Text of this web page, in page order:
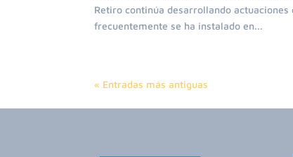
Retiro continúa desarrollando
frecuentemente se ha instalado en...
« Entradas más antiguas